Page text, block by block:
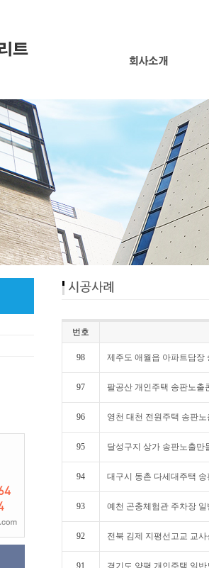
번호
98 제주도 애월읍 아파트담장
97 팔공산 개인주택 송판노출
96 영천 대천 전원주택 송판
95 달성구지 상가 송판노출만
94 대구시 동촌 다세대주택
93 예천 곤충체험관 주차장 일
92 전북 김제 지평선고교 교사
91 경기도 양평 개인주택 일반